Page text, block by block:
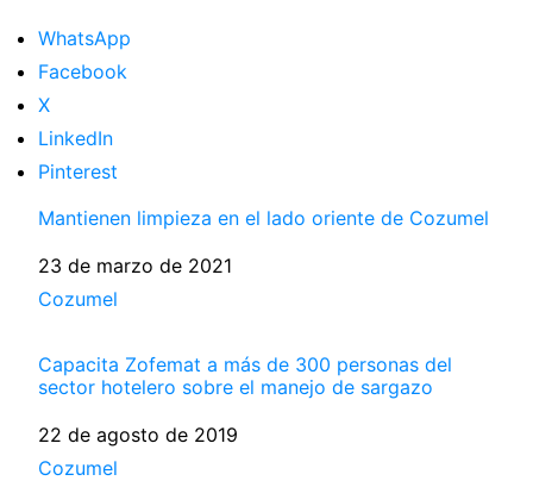
WhatsApp
Facebook
X
LinkedIn
Pinterest
Mantienen limpieza en el lado oriente de Cozumel
Fecha
23 de marzo de 2021
Respecto a
Cozumel
Capacita Zofemat a más de 300 personas del
sector hotelero sobre el manejo de sargazo
Fecha
22 de agosto de 2019
Respecto a
Cozumel